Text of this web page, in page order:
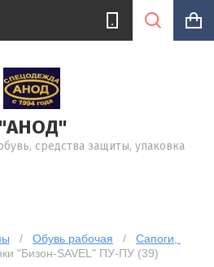
средства защиты, упаковка
   /
Обувь рабочая
   /
Сапоги,
"Бизон-SAVEL" ПУ-ПУ (39)